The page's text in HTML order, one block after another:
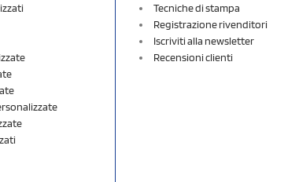
Tecniche di stampa
Registrazione rivenditori
Iscriviti alla newsletter
Recensioni clienti